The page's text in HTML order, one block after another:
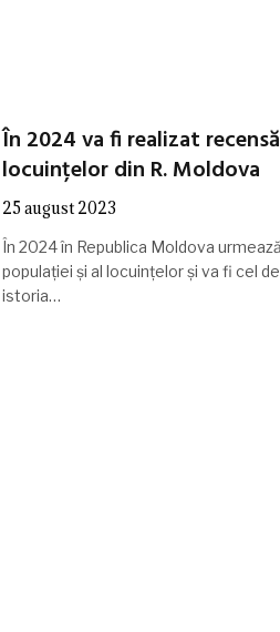
În 2024 va fi realizat
locuințelor din R. Moldova
25 august 2023
În 2024 în Republica Moldova
populației și al locuințelor și va fi cel
istoria…